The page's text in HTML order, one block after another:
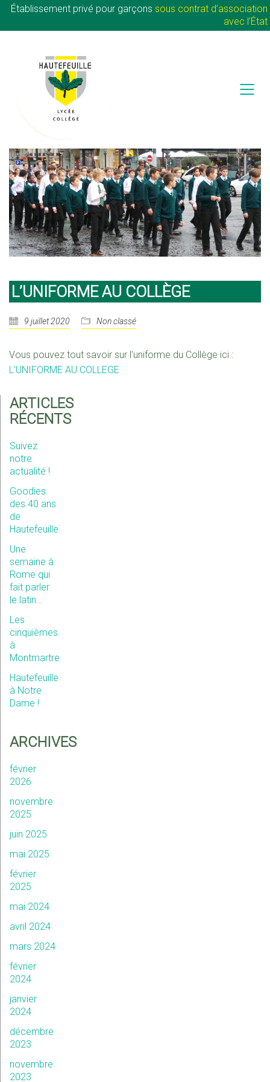
Établissement privé pour garçons sous contrat d’association
avec l’État
L’UNIFORME AU COLLÈGE
9 juillet 2020 Non classé
Vous pouvez tout savoir sur l’uniforme du Collège ici :
L’UNIFORME AU COLLEGE
ARTICLES
RÉCENTS
Suivez
notre
actualité !
Goodies
des 40 ans
de
Hautefeuille
Une
semaine à
Rome qui
fait parler
le latin…
Les
cinquièmes
à
Montmartre
Hautefeuille
à Notre
Dame !
ARCHIVES
février
2026
novembre
2025
juin 2025
mai 2025
février
2025
mai 2024
avril 2024
mars 2024
février
2024
janvier
2024
décembre
2023
novembre
2023